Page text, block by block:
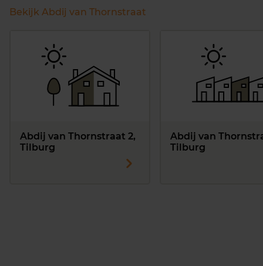
Bekijk Abdij van Thornstraat
Abdij van Thornstraat 2,
Tilburg
Abdij van
Tilburg